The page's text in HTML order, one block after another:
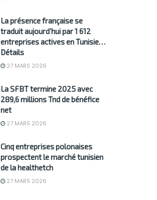
La présence française se
traduit aujourd’hui par 1 612
entreprises actives en Tunisie…
Détails
27 MARS 2026
La SFBT termine 2025 avec
289,6 millions Tnd de bénéfice
net
27 MARS 2026
Cinq entreprises polonaises
prospectent le marché tunisien
de la healthetch
27 MARS 2026